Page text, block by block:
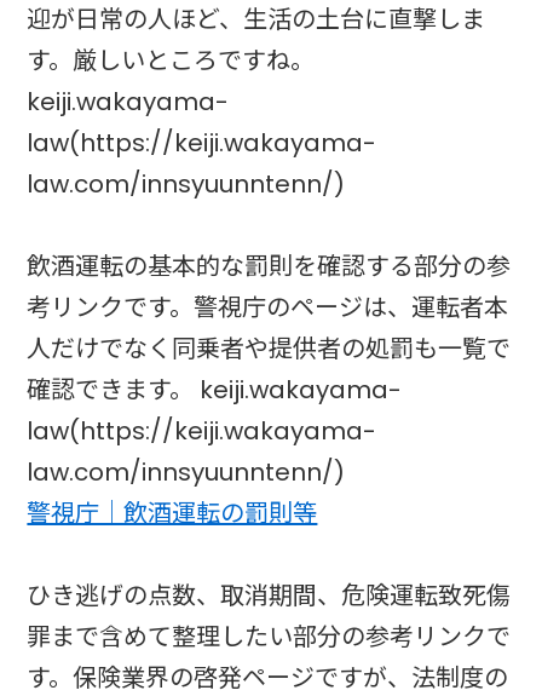
迎が日常の人ほど、生活の土台に直撃しま
す。厳しいところですね。
keiji.wakayama-
law(https://keiji.wakayama-
law.com/innsyuunntenn/)
飲酒運転の基本的な罰則を確認する部分の参
考リンクです。警視庁のページは、運転者本
人だけでなく同乗者や提供者の処罰も一覧で
確認できます。 keiji.wakayama-
law(https://keiji.wakayama-
law.com/innsyuunntenn/)
警視庁｜飲酒運転の罰則等
ひき逃げの点数、取消期間、危険運転致死傷
罪まで含めて整理したい部分の参考リンクで
す。保険業界の啓発ページですが、法制度の